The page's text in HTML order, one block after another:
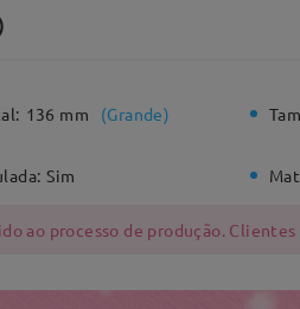
136 mm (Grande)
Sim
ao processo de produção.